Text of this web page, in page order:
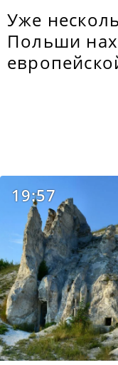
Уже
Польши
19:57